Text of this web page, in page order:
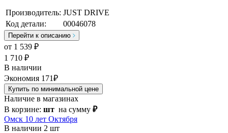
Производитель: JUST DRIVE
Код детали:
00046078
Перейти к описанию
от 1 539 ₽
1 710 ₽
В наличии
Экономия 171₽
Купить по минимальной цене
Наличие в магазинах
В корзине: шт на сумму ₽
Омск 10 лет Октября
В наличии 2 шт